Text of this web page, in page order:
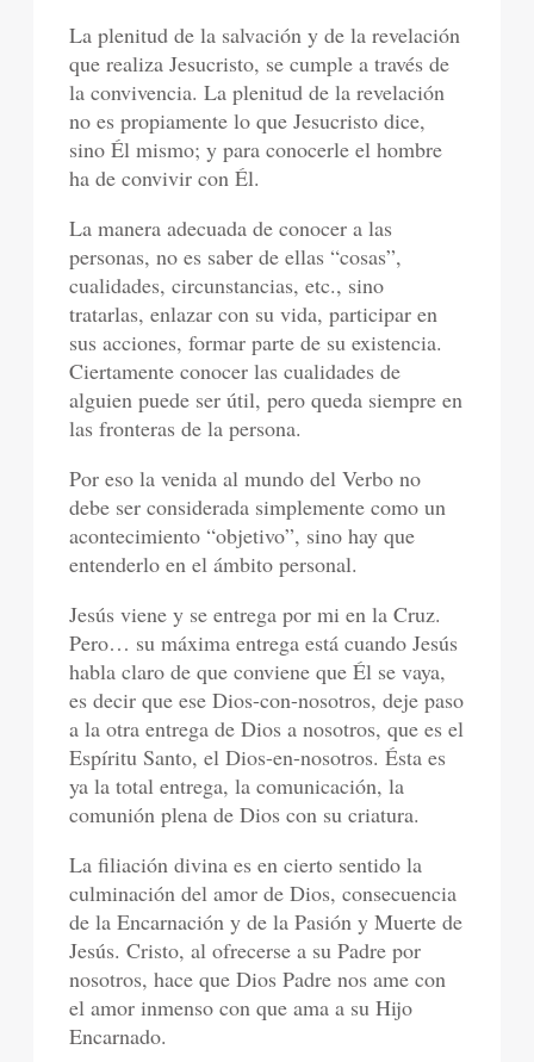
La plenitud de la salvación y de la revelación
que realiza Jesucristo, se cumple a través de
la convivencia. La plenitud de la revelación
no es propiamente lo que Jesucristo dice,
sino Él mismo; y para conocerle el hombre
ha de convivir con Él.
La manera adecuada de conocer a las
personas, no es saber de ellas “cosas”,
cualidades, circunstancias, etc., sino
tratarlas, enlazar con su vida, participar en
sus acciones, formar parte de su existencia.
Ciertamente conocer las cualidades de
alguien puede ser útil, pero queda siempre en
las fronteras de la persona.
Por eso la venida al mundo del Verbo no
debe ser considerada simplemente como un
acontecimiento “objetivo”, sino hay que
entenderlo en el ámbito personal.
Jesús viene y se entrega por mi en la Cruz.
Pero… su máxima entrega está cuando Jesús
habla claro de que conviene que Él se vaya,
es decir que ese Dios-con-nosotros, deje paso
a la otra entrega de Dios a nosotros, que es el
Espíritu Santo, el Dios-en-nosotros. Ésta es
ya la total entrega, la comunicación, la
comunión plena de Dios con su criatura.
La filiación divina es en cierto sentido la
culminación del amor de Dios, consecuencia
de la Encarnación y de la Pasión y Muerte de
Jesús. Cristo, al ofrecerse a su Padre por
nosotros, hace que Dios Padre nos ame con
el amor inmenso con que ama a su Hijo
Encarnado.